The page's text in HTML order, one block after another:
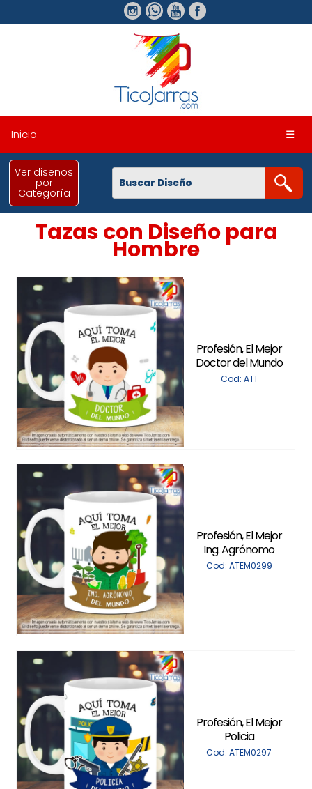
Inicio ☰
Ver diseños
por
Categoría
Tazas con Diseño para
Hombre
Profesión, El Mejor
Doctor del Mundo
Cod: AT1
Profesión, El Mejor
Ing. Agrónomo
Cod: ATEM0299
Profesión, El Mejor
Policia
Cod: ATEM0297